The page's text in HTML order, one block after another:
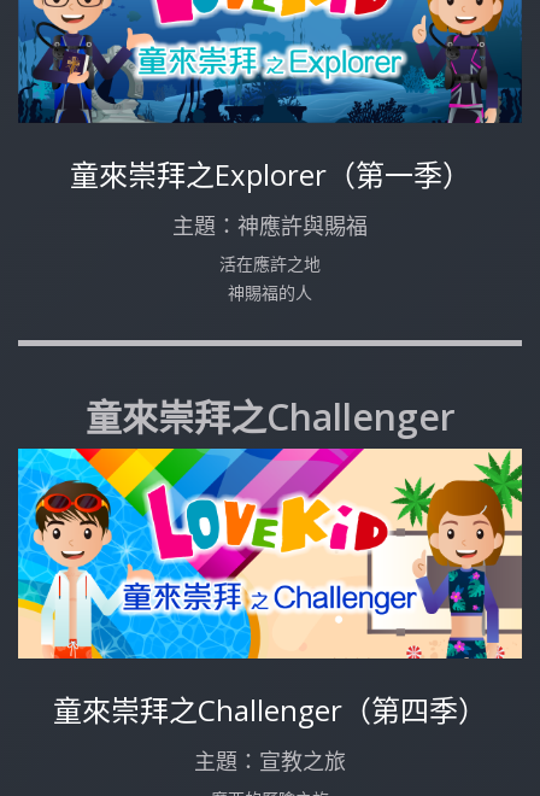
童來崇拜之Explorer（第一季）
主題：神應許與賜福
活在應許之地
神賜福的人
童來崇拜之Challenger
童來崇拜之Challenger（第四季）
主題：宣教之旅